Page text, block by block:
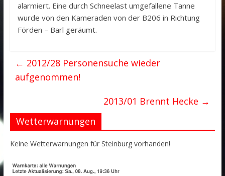
alarmiert. Eine durch Schneelast umgefallene Tanne
wurde von den Kameraden von der B206 in Richtung
Förden – Barl geräumt.
← 2012/28 Personensuche wieder
aufgenommen!
2013/01 Brennt Hecke →
Wetterwarnungen
Keine Wetterwarnungen für Steinburg vorhanden!